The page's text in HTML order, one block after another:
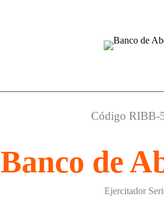
Código RIBB-
Banco de
Ejercitador